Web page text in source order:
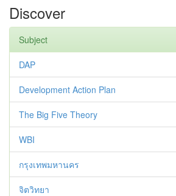
Discover
Subject
DAP
Development Action Plan
The Big Five Theory
WBI
กรุงเทพมหานคร
จิตวิทยา